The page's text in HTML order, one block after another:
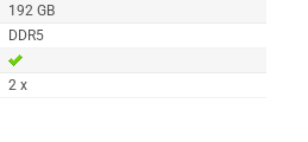
192 GB
DDR5
2 x